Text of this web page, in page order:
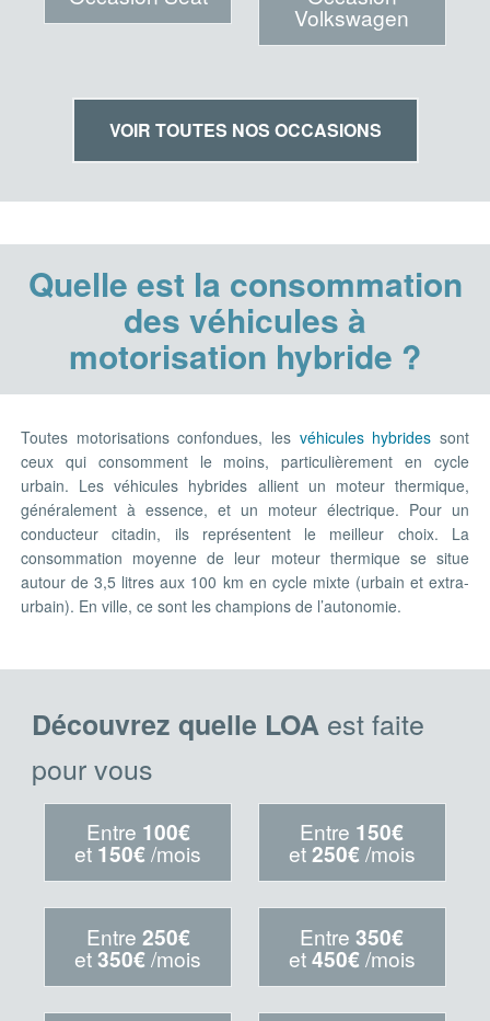
Volkswagen
VOIR TOUTES NOS OCCASIONS
Quelle est la consommation
des véhicules à
motorisation hybride ?
Toutes motorisations confondues, les véhicules hybrides sont
ceux qui consomment le moins, particulièrement en cycle
urbain. Les véhicules hybrides allient un moteur thermique,
généralement à essence, et un moteur électrique. Pour un
conducteur citadin, ils représentent le meilleur choix. La
consommation moyenne de leur moteur thermique se situe
autour de 3,5 litres aux 100 km en cycle mixte (urbain et extra-
urbain). En ville, ce sont les champions de l’autonomie.
Découvrez quelle LOA est faite
pour vous
Entre 100€
et 150€/mois
Entre 150€
et250€/mois
Entre 250€
et350€/mois
Entre350€
et450€/mois